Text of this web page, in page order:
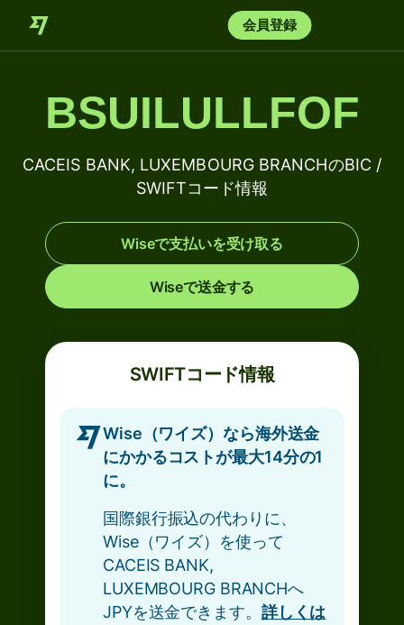
会員登録
BSUILULLFOF
CACEIS BANK, LUXEMBOURG BRANCHのBIC /
SWIFTコード情報
Wiseで支払いを受け取る
Wiseで送金する
SWIFTコード情報
Wise（ワイズ）なら海外送金
にかかるコストが最大14分の1
に。
国際銀行振込の代わりに、
Wise（ワイズ）を使って
CACEIS BANK,
LUXEMBOURG BRANCHへ
JPYを送金できます。 詳しくは